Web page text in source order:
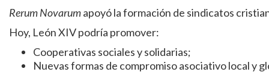
Rerum Novarumapoyó la formación de sindicatos
Hoy, León XIV podría promover:
Cooperativas sociales y solidarias;
Nuevas formas de compromiso asociativo local y